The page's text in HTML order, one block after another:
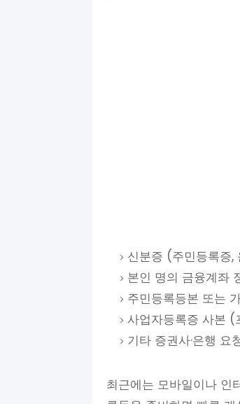
신분증 (주민등록증,
본인 명의 금융계좌
주민등록등본 또는
사업자등록증 사본 (
기타 증권사·은행
최근에는 모바일이나 인